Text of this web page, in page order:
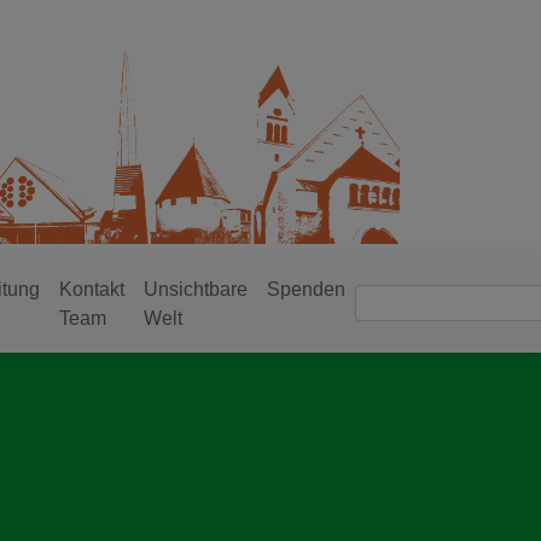
Kontakt
Team
Unsichtbare
Welt
SpendenSuche